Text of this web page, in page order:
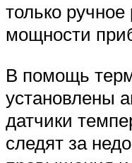
только
мощности
В помощь
установлены
датчики
следят за